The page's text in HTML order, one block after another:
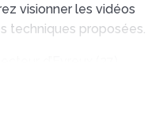
visionner les vidéos
techniques proposées.
entraîner avec vos proches